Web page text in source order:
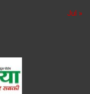
Jul »